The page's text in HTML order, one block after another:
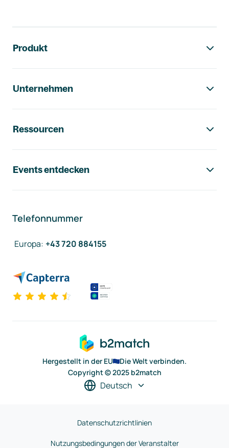
Produkt
Unternehmen
Ressourcen
Events entdecken
Telefonnummer
Europa: +43 720 884155
Hergestellt in der EU
Die Welt verbinden.
Copyright © 2025 b2match
Deutsch
Datenschutzrichtlinien
Nutzungsbedingungen der Veranstalter